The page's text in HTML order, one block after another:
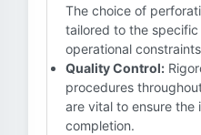
The choice of
tailored to the
operational
Quality Control:
procedures
are vital to ensure the
completion.